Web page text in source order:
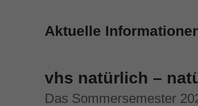
Aktuelle
vhs natürlich –
Das Sommersemester